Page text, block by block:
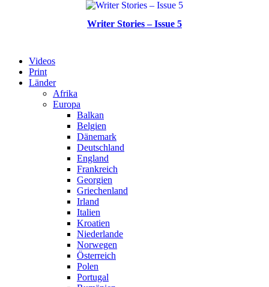
Writer Stories – Issue 5
Videos
Print
Länder
Afrika
Europa
Balkan
Belgien
Dänemark
Deutschland
England
Frankreich
Georgien
Griechenland
Irland
Italien
Kroatien
Niederlande
Norwegen
Österreich
Polen
Portugal